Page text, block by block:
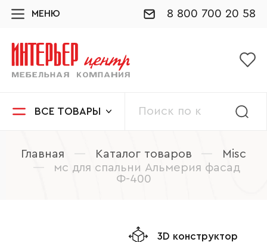
МЕНЮ 8 800 700 20 58
ВСЕ ТОВАРЫ
Главная — Каталог товаров —
Misc
—
мс для спальни Альмерия фасад
Ф-400
3D конструктор